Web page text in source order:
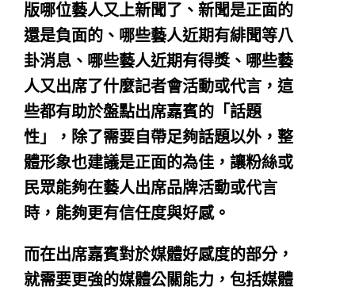
版哪位藝人又上新聞了、新聞是正面的
還是負面的、哪些藝人近期有緋聞等八
卦消息、哪些藝人近期有得獎、哪些藝
人又出席了什麼記者會活動或代言，這
些都有助於盤點出席嘉賓的「話題
性」， 除了需要自帶足夠話題以外，整
體形象也建議是正面的為佳，讓粉絲或
民眾能夠在藝人出席品牌活動或代言
時，能夠更有信任度與好感。
而在出席嘉賓對於媒體好感度的部分，
就需要更強的媒體公關能力，包括媒體